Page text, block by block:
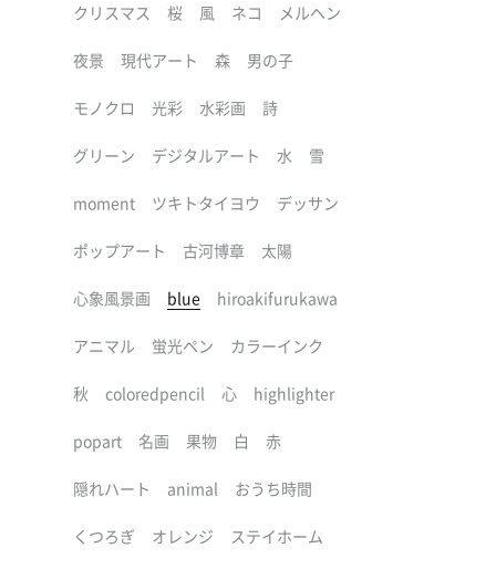
クリスマス 桜 風 ネコ メルヘン
夜景 現代アート 森 男の子
モノクロ 光彩 水彩画 詩
グリーン デジタルアート 水 雪
moment ツキトタイヨウ デッサン
ポップアート 古河博章 太陽
心象風景画 blue hiroakifurukawa
アニマル 蛍光ペン カラーインク
秋 coloredpencil 心 highlighter
popart 名画 果物 白 赤
隠れハート animal おうち時間
くつろぎ オレンジ ステイホーム